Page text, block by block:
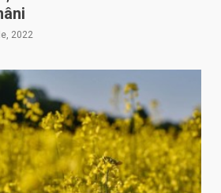
2022